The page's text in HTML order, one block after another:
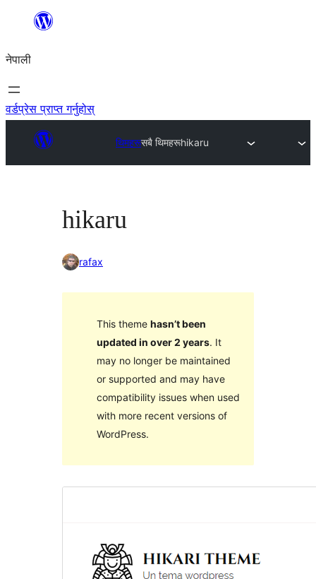
सामग्रीमा
नेपाली
वर्डप्रेस प्राप्त गर्नुहोस्
थिमहरूसबै थिमहरूhikaru
hikaru
rafax
This theme hasn’t been
updated in over 2 years. It
may no longer be maintained
or supported and may have
compatibility issues when used
with more recent versions of
WordPress.